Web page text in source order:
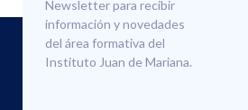
Newsletter para recibir
información y novedades
del área formativa del
Instituto Juan de Mariana.